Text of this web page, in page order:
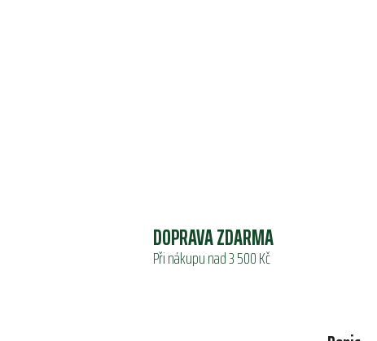
DOPRAVA ZDARMA
Při nákupu nad 3 500 Kč